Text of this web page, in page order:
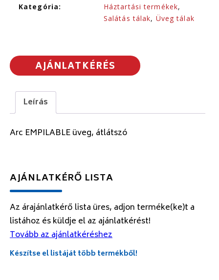
Kategória:
Háztartási termékek,
Salátás tálak, Üveg tálak
AJÁNLATKÉRÉS
Leírás
Arc EMPILABLE üveg, átlátszó
AJÁNLATKÉRŐ LISTA
Az árajánlatkérő lista üres, adjon terméke(ke)t a
listához és küldje el az ajánlatkérést!
Tovább az ajánlatkéréshez
Készítse el listáját több termékből!